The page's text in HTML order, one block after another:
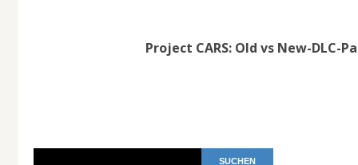
Project CARS: Old vs New-DLC-